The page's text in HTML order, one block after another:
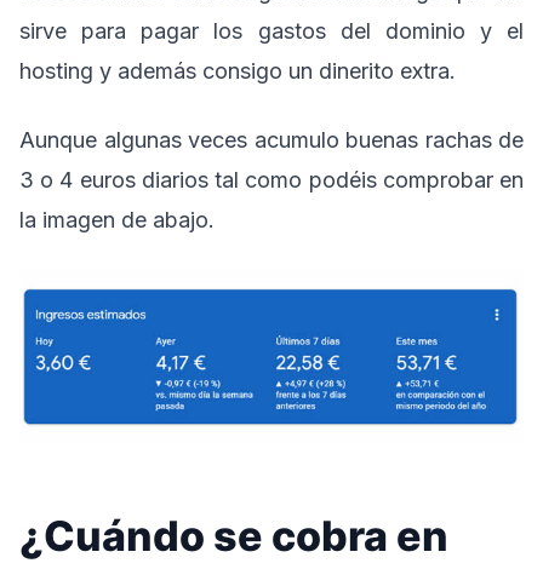
sirve para pagar los gastos del dominio y el
hosting y además consigo un dinerito extra.
Aunque algunas veces acumulo buenas rachas de
3 o 4 euros diarios tal como podéis comprobar en
la imagen de abajo.
¿Cuándo se cobra en